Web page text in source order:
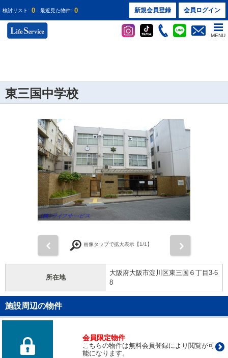
検討リスト: 0 最近見た物件: 0 新規会員登録 会員ログイン
MENU
東三国中学校
画像タップで拡大表示【1/1】
所在地
大阪府大阪市淀川区東三国６丁目3-6
8
施設周辺の物件
会員限定物件
こちらの物件は無料会員登録により閲覧が可
能になります。